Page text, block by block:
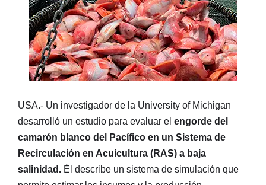
USA.- Un investigador de la University of Michigan
desarrolló un estudio para evaluar el engorde del
camarón blanco del Pacífico en un Sistema de
Recirculación en Acuicultura (RAS) a baja
salinidad. Él describe un sistema de simulación que